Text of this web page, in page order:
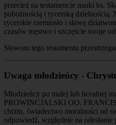
przecież na testamencie nauki ks.
pobożnością i rycerską
rycerskie rzemiosło i sławę
czasów męstwo i szczęście swoje
Słowom tego testamentu
Uwaga młodzieńcy -
Młodzieńcy po małej lub licealnej
PROWINCJALSKI OO.
chrztu, świadectwo moralności od
odpowiedź, względnie na